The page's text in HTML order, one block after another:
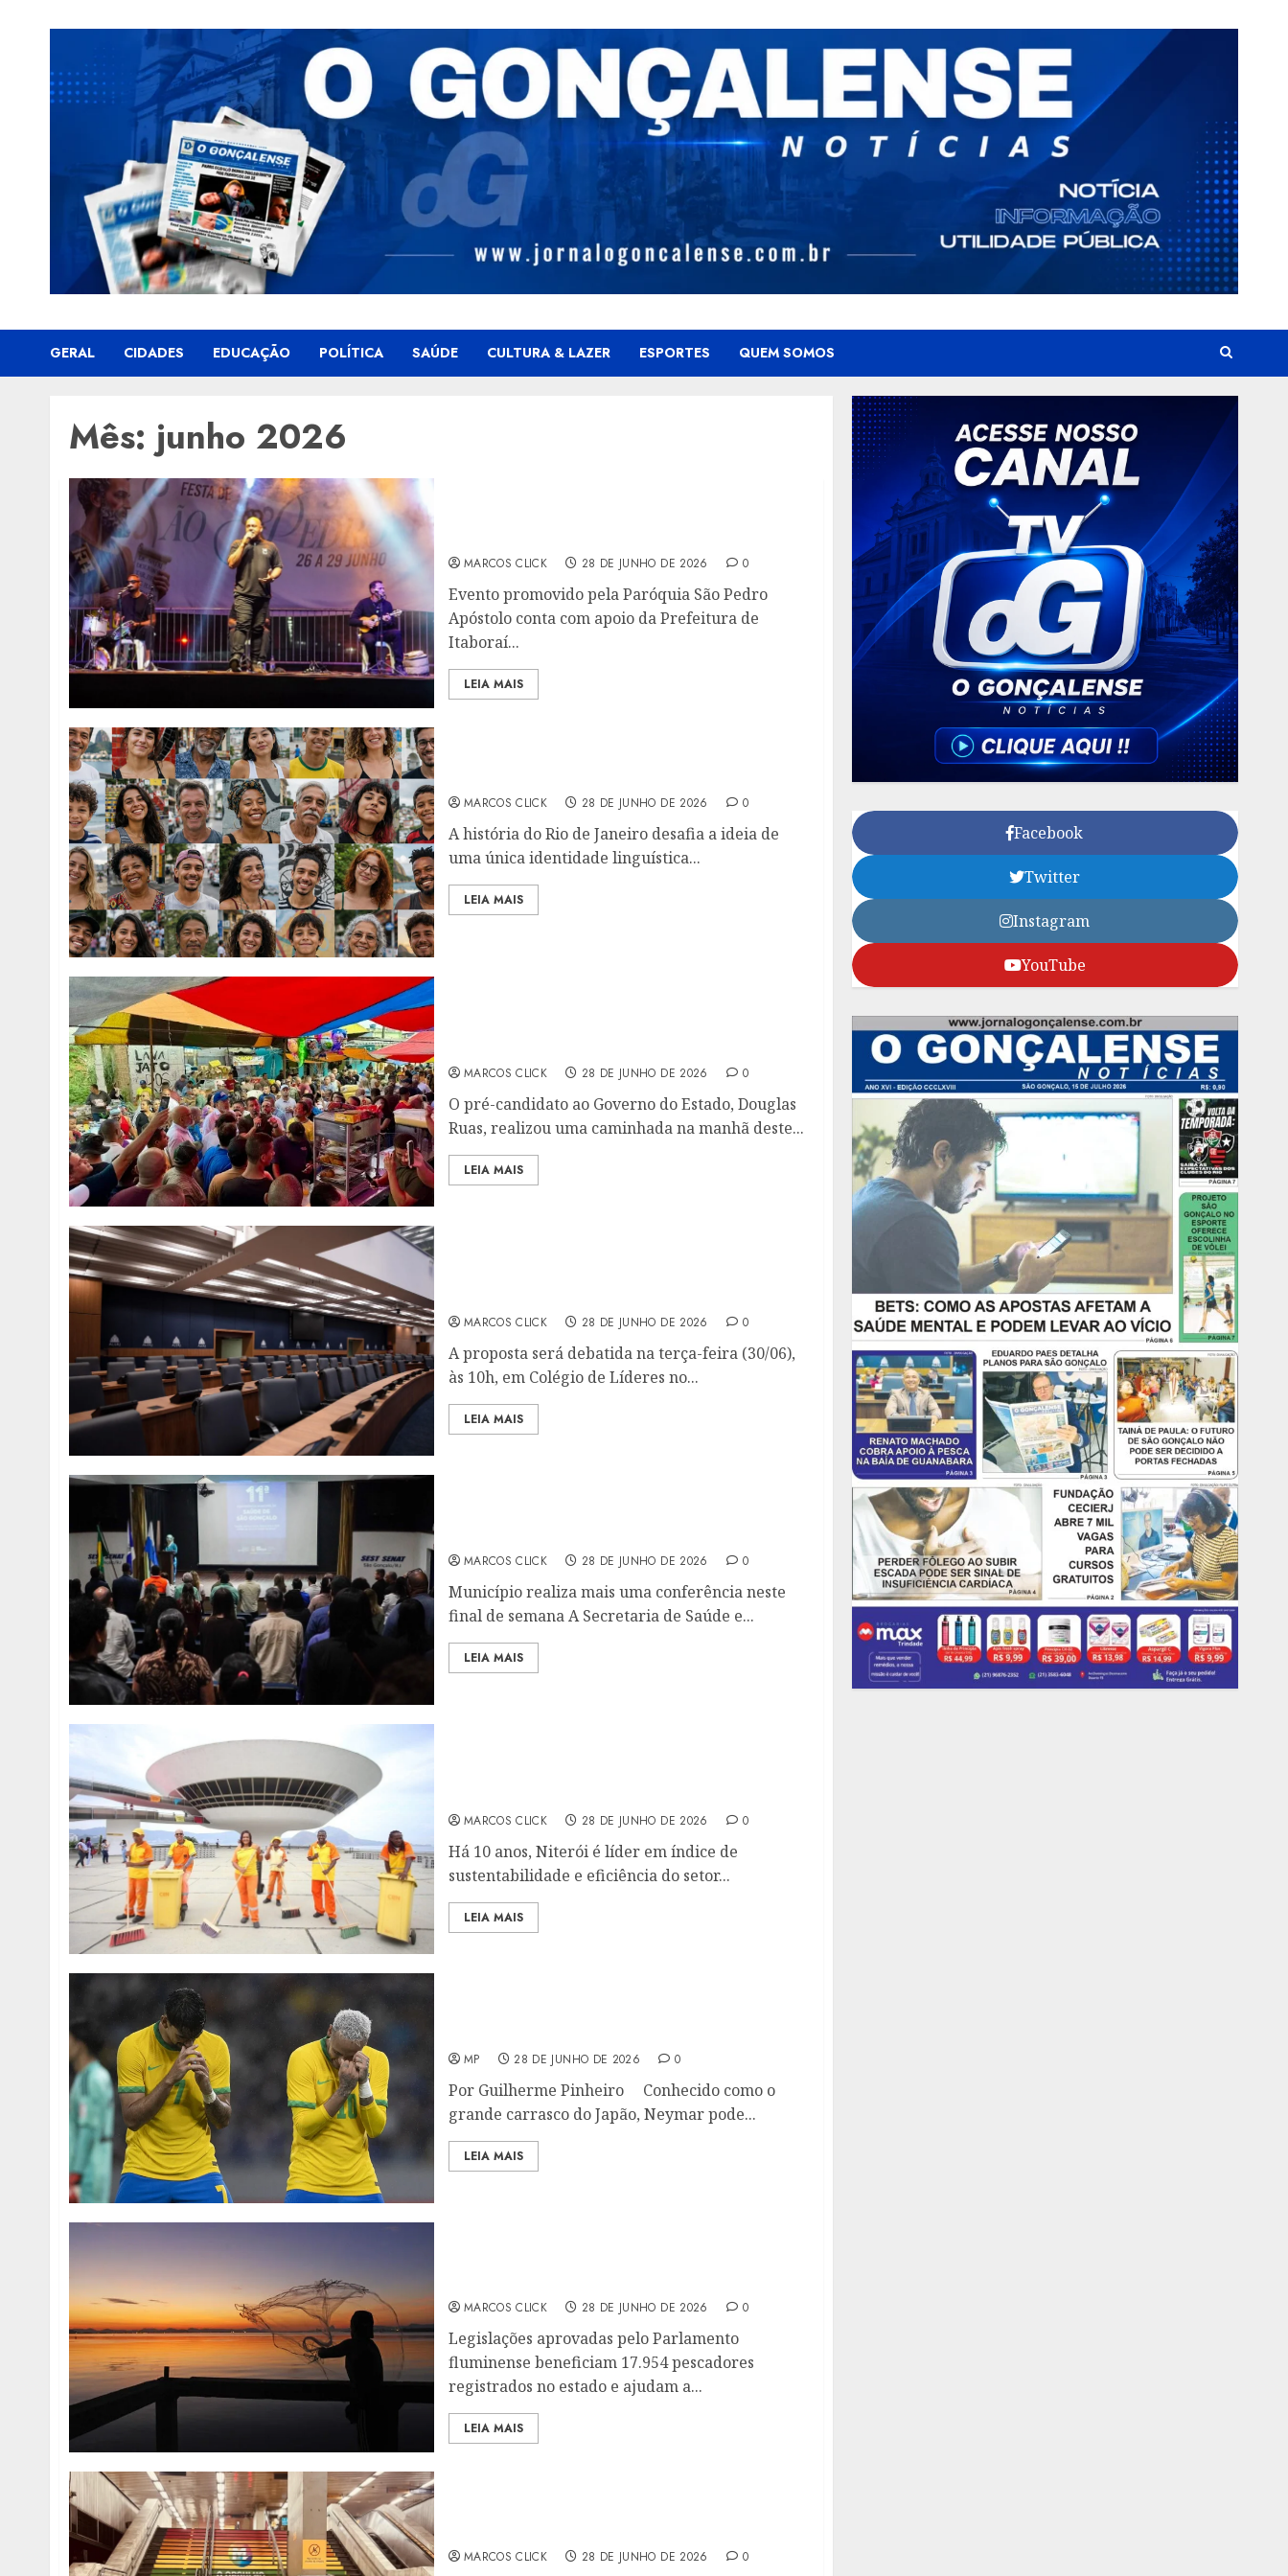
GERAL CIDADES EDUCAÇÃO POLÍTICA SAÚDE CULTURA & LAZER ESPORTES QUEM SOMOS
Mês: junho 2026
MARCOS CLICK 28 DE JUNHO DE 2026 0
Evento promovido pela Paróquia São Pedro
Apóstolo conta com apoio da Prefeitura de
Itaboraí...
LEIA MAIS
MARCOS CLICK 28 DE JUNHO DE 2026 0
A história do Rio de Janeiro desafia a ideia de
uma única identidade linguística...
LEIA MAIS
MARCOS CLICK 28 DE JUNHO DE 2026 0
O pré-candidato ao Governo do Estado, Douglas
Ruas, realizou uma caminhada na manhã deste...
LEIA MAIS
MARCOS CLICK 28 DE JUNHO DE 2026 0
A proposta será debatida na terça-feira (30/06),
às 10h, em Colégio de Líderes no...
LEIA MAIS
MARCOS CLICK 28 DE JUNHO DE 2026 0
Município realiza mais uma conferência neste
final de semana A Secretaria de Saúde e...
LEIA MAIS
MARCOS CLICK 28 DE JUNHO DE 2026 0
Há 10 anos, Niterói é líder em índice de
sustentabilidade e eficiência do setor...
LEIA MAIS
MP 28 DE JUNHO DE 2026 0
Por Guilherme Pinheiro Conhecido como o
grande carrasco do Japão, Neymar pode...
LEIA MAIS
MARCOS CLICK 28 DE JUNHO DE 2026 0
Legislações aprovadas pelo Parlamento
fluminense beneficiam 17.954 pescadores
registrados no estado e ajudam a...
LEIA MAIS
MARCOS CLICK 28 DE JUNHO DE 2026 0
Facebook
Twitter
Instagram
YouTube